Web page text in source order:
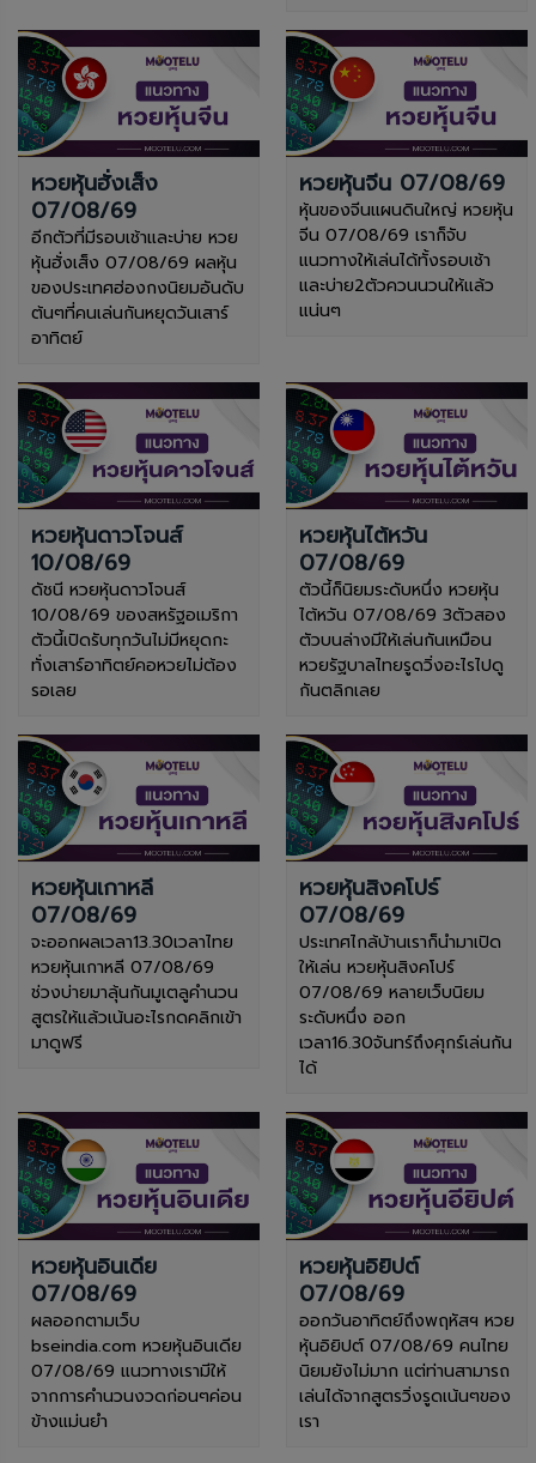
หวยหุ้นฮั่งเส็ง
07/08/69
อีกตัวที่มีรอบเช้าและบ่าย หวย
หุ้นฮั่งเส็ง 07/08/69 ผลหุ้น
ของประเทศฮ่องกงนิยมอันดับ
ต้นๆที่คนเล่นกันหยุดวันเสาร์
อาทิตย์
หวยหุ้นจีน 07/08/69
หุ้นของจีนแผนดินใหญ่ หวยหุ้น
จีน 07/08/69 เราก็จับ
แนวทางให้เล่นได้ทั้งรอบเช้า
และบ่าย2ตัวควนนวนให้แล้ว
แน่นๆ
หวยหุ้นดาวโจนส์
10/08/69
ดัชนี หวยหุ้นดาวโจนส์
10/08/69 ของสหรัฐอเมริกา
ตัวนี้เปิดรับทุกวันไม่มีหยุดกะ
ทั่งเสาร์อาทิตย์คอหวยไม่ต้อง
รอเลย
หวยหุ้นไต้หวัน
07/08/69
ตัวนี้ก็นิยมระดับหนึ่ง หวยหุ้น
ไต้หวัน 07/08/69 3ตัวสอง
ตัวบนล่างมีให้เล่นกันเหมือน
หวยรัฐบาลไทยรูดวิ่งอะไรไปดู
กันตลิกเลย
หวยหุ้นเกาหลี
07/08/69
จะออกผลเวลา13.30เวลาไทย
หวยหุ้นเกาหลี 07/08/69
ช่วงบ่ายมาลุ้นกันมูเตลูคำนวน
สูตรให้แล้วเน้นอะไรกดคลิกเข้า
มาดูฟรี
หวยหุ้นสิงคโปร์
07/08/69
ประเทศไกล้บ้านเราก็นำมาเปิด
ให้เล่น หวยหุ้นสิงคโปร์
07/08/69 หลายเว็บนิยม
ระดับหนึ่ง ออก
เวลา16.30จันทร์ถึงศุกร์เล่นกัน
ได้
หวยหุ้นอินเดีย
07/08/69
ผลออกตามเว็บ
bseindia.com หวยหุ้นอินเดีย
07/08/69 แนวทางเรามีให้
จากการคำนวนงวดก่อนๆค่อน
ข้างแม่นยำ
หวยหุ้นอิยิปต์
07/08/69
ออกวันอาทิตย์ถึงพฤหัสฯ หวย
หุ้นอิยิปต์ 07/08/69 คนไทย
นิยมยังไม่มาก แต่ท่านสามารถ
เล่นได้จากสูตรวิ่งรูดเน้นๆของ
เรา